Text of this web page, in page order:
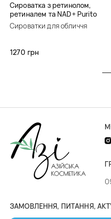
Сироватка з ретинолом,
ретиналем та NAD+ Purito
Retinol Retinal 2000 NAD+
Serum
Сироватки для обличчя
1270 грн
ЗАМОВЛЕННЯ, ПИТАННЯ,